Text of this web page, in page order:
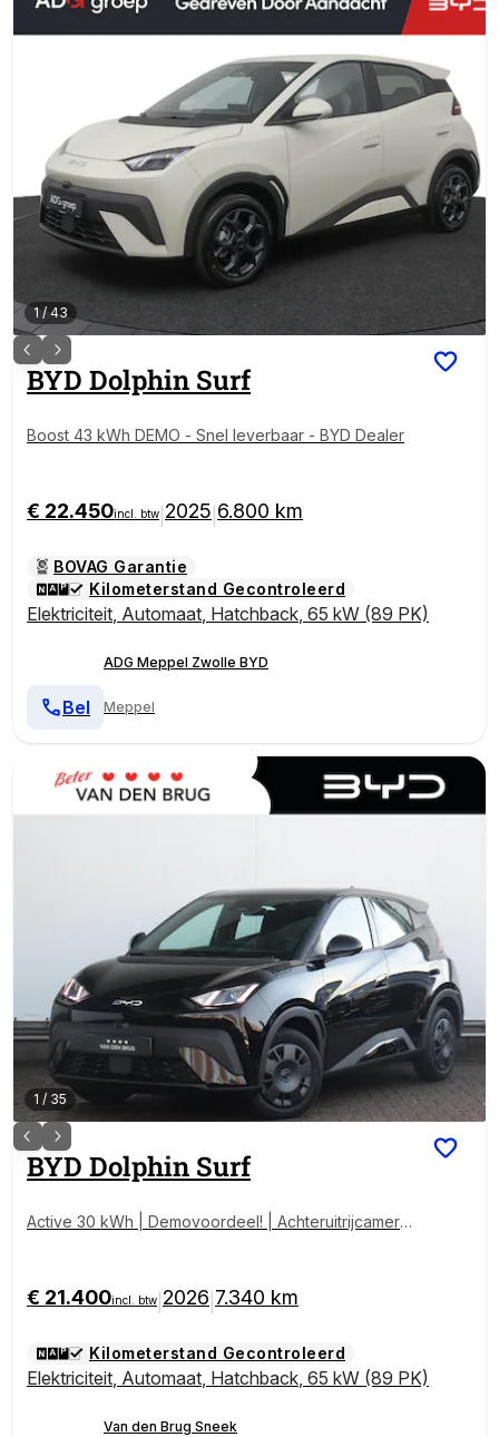
1/43
BYD Dolphin Surf
Boost 43 kWh DEMO - Snel leverbaar - BYD Dealer
€ 22.450incl. btw 2025 6.800 km
BOVAG Garantie
Kilometerstand Gecontroleerd
Elektriciteit, Automaat, Hatchback, 65 kW (89 PK)
ADG Meppel Zwolle BYD
Meppel
Bel
1 / 35
BYD Dolphin Surf
Active 30 kWh | Demovoordeel! | Achteruitrijcamera |
€ 21.400incl. btw 2026 7.340 km
Kilometerstand Gecontroleerd
Elektriciteit, Automaat, Hatchback, 65 kW (89 PK)
Van den Brug Sneek